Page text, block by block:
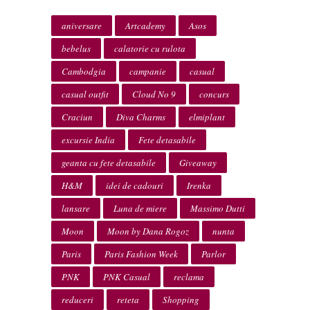
aniversare Artcademy
Asos
bebelus
calatorie cu rulota
Cambodgia
campanie
casual
casual outfit
Cloud No 9
concurs
Craciun
Diva Charms
elmiplant
excursie India
Fete detasabile
geanta cu fete detasabile
Giveaway
H&M
idei de cadouri
Irenka
lansare
Luna de miere
Massimo Dutti
Moon
Moon by Dana Rogoz
nunta
Paris
Paris Fashion Week
Parlor
PNK
PNK Casual
reclama
reduceri
reteta Shopping